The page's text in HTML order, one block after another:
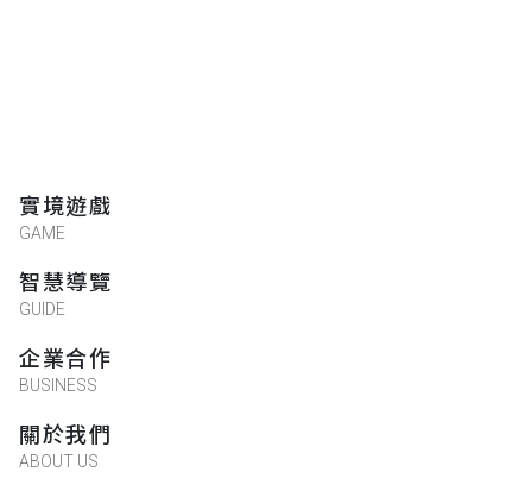
實境遊戲
GAME
智慧導覽
GUIDE
企業合作
BUSINESS
關於我們
ABOUT US